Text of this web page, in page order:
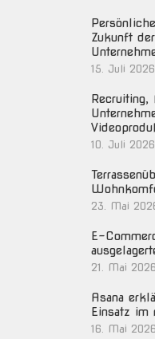
Zukunft
15. Juli 2026
Recruiting,
10. Juli 2026
23. Mai
E-
21. Mai 2026
Asana
Einsatz im
16. Mai 2026